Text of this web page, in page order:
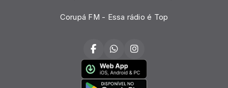
Corupá FM - Essa rádio é Top